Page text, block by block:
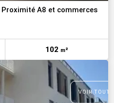
A8 et commerces
102 m²
VOIR